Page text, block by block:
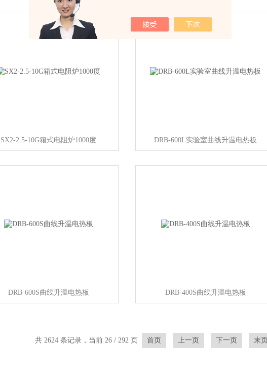
SX2-2.5-10G箱式电阻炉1000度 DRB-600L实验室曲线升温电热板
DRB-600S曲线升温电热板 DRB-400S曲线升温电热板
共 2624 条记录，当前 26 / 292 页 首页 上一页 下一页 末页